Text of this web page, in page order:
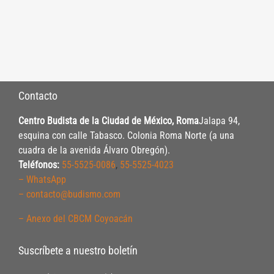
Contacto
Centro Budista de la Ciudad de México, RomaJalapa 94,
esquina con calle Tabasco. Colonia Roma Norte (a una
cuadra de la avenida Álvaro Obregón).
Teléfonos: 55-5525-0086, 55-5525-4023
– WhatsApp
– contacto@budismo.com
– Anexo del CBCM Coyoacán
Suscríbete a nuestro boletín